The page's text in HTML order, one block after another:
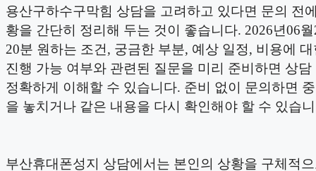
용산구하수구막힘 상담을 고려하고 있다면 문의 전
황을 간단히 정리해 두는 것이 좋습니다. 2026년06
20분 원하는 조건, 궁금한 부분, 예상 일정, 비용에
진행 가능 여부와 관련된 질문을 미리 준비하면 상담
정확하게 이해할 수 있습니다. 준비 없이 문의하면
을 놓치거나 같은 내용을 다시 확인해야 할 수 있습
부산휴대폰성지 상담에서는 본인의 상황을 구체적